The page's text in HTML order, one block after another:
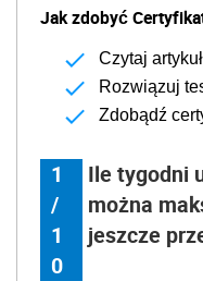
Jak zdobyć
Czytaj
Rozwiązuj
Zdobądź
1
/
1
0
Ile tygodni
można
jeszcze